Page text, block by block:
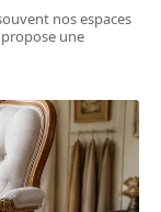
nos espaces
une